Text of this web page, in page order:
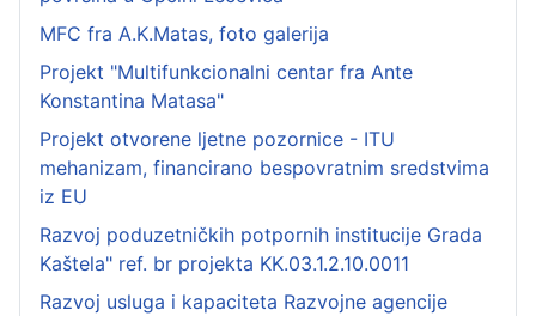
MFC fra A.K.Matas, foto galerija
Projekt "Multifunkcionalni centar fra Ante
Konstantina Matasa"
Projekt otvorene ljetne pozornice - ITU
mehanizam, financirano bespovratnim sredstvima
iz EU
Razvoj poduzetničkih potpornih institucije Grada
Kaštela" ref. br projekta KK.03.1.2.10.0011
Razvoj usluga i kapaciteta Razvojne agencije